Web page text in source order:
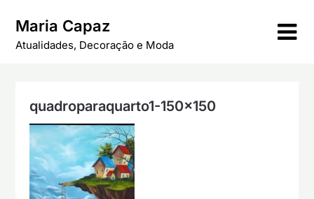
content
Maria Capaz
Atualidades, Decoração e Moda
quadroparaquarto1-150×150